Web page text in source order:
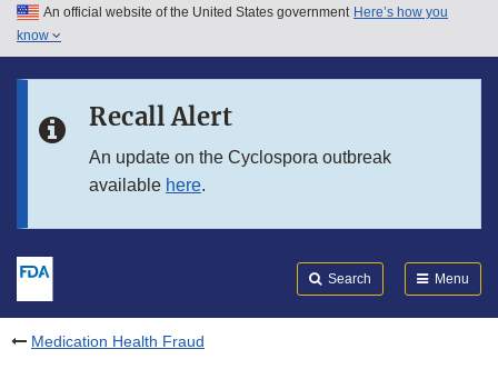
Skip to main content
Skip to in this section menu
An official website of the United States government Here’s how you
know
Recall Alert
An update on the Cyclospora outbreak
available here.
Search Menu
Medication Health Fraud